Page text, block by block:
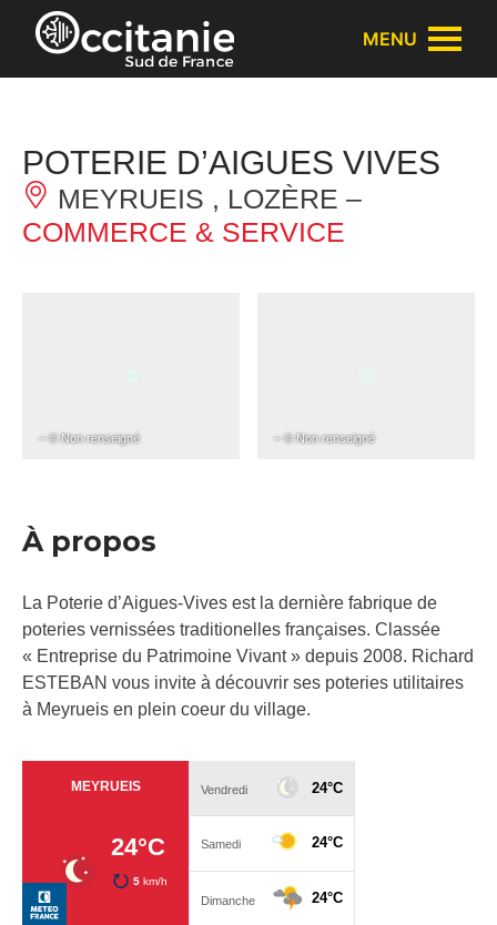
Panneau de gestion des cookies
MENU
POTERIE D’AIGUES VIVES
MEYRUEIS , LOZÈRE –
COMMERCE & SERVICE
– © Non renseigné – © Non renseigné
À propos
La Poterie d’Aigues-Vives est la dernière fabrique de
poteries vernissées traditionelles françaises. Classée
« Entreprise du Patrimoine Vivant » depuis 2008. Richard
ESTEBAN vous invite à découvrir ses poteries utilitaires
à Meyrueis en plein coeur du village.